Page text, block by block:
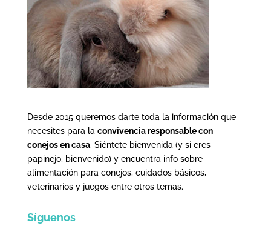
Desde 2015 queremos darte toda la información que
necesites para la convivencia responsable con
conejos en casa. Siéntete bienvenida (y si eres
papinejo, bienvenido) y encuentra info sobre
alimentación para conejos, cuidados básicos,
veterinarios y juegos entre otros temas.
Síguenos